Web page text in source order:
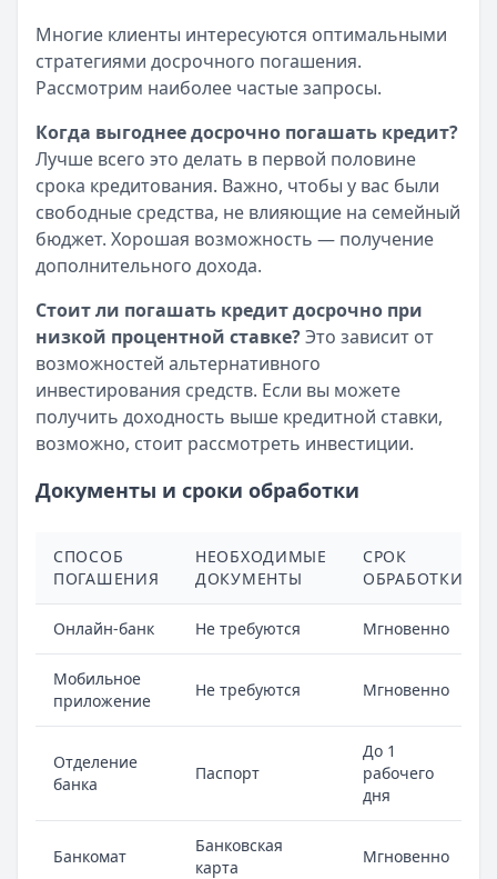
Многие клиенты интересуются оптимальными
стратегиями досрочного погашения.
Рассмотрим наиболее частые запросы.
Когда выгоднее досрочно погашать кредит?
Лучше всего это делать в первой половине
срока кредитования. Важно, чтобы у вас были
свободные средства, не влияющие на семейный
бюджет. Хорошая возможность — получение
дополнительного дохода.
Стоит ли погашать кредит досрочно при
низкой процентной ставке?Это зависит от
возможностей альтернативного
инвестирования средств. Если вы можете
получить доходность выше кредитной ставки,
возможно, стоит рассмотреть инвестиции.
Документы и сроки обработки
СПОСОБ
ПОГАШЕНИЯ
НЕОБХОДИМЫЕ
ДОКУМЕНТЫ
СРОК
ОБРАБОТКИ
Онлайн-банк Не требуются Мгновенно
Мобильное
приложение
Не требуются Мгновенно
Отделение
банка
Паспорт
До 1
рабочего
дня
Банкомат
Банковская
карта
Мгновенно